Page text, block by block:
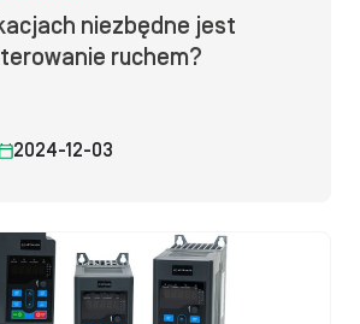
niezbędne jest
ruchem?
2024-12-03